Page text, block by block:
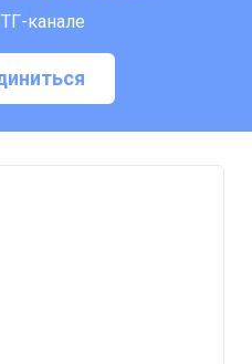
канале